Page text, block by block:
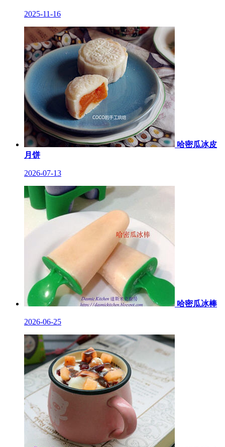
2025-11-16
哈密瓜冰皮
月饼
2026-07-13
哈密瓜冰棒
2026-06-25